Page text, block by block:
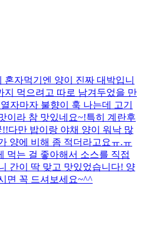
자먹기엔 양이 진짜 대박입니
지 먹으려고 따로 남겨두었을 만
자마자 불향이 훅 나는데 고기
이라 참 맛있네요~!특히 계란후
다만 밥이랑 야채 양이 워낙 많
양에 비해 좀 적더라고요ㅠ.ㅠ
먹는 걸 좋아해서 소스를 직접
간이 딱 맞고 맛있었습니다! 양
면 꼭 드셔보세요~^^